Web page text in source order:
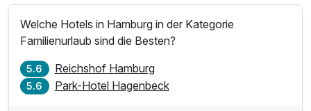
Welche Hotels in Hamburg in der Kategorie
Familienurlaub sind die Besten?
5.6 Reichshof Hamburg
5.6 Park-Hotel Hagenbeck